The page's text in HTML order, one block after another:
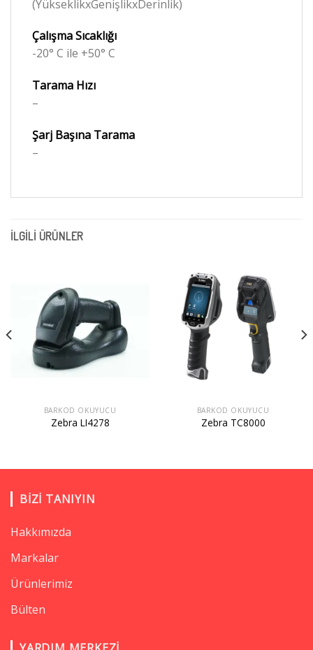
(YükseklikxGenişlikxDerinlik)
Çalışma Sıcaklığı
-20° C ile +50° C
Tarama Hızı
–
Şarj Başına Tarama
–
İLGILI ÜRÜNLER
BARKOD OKUYUCU
Zebra LI4278
BARKOD OKUYUCU
Zebra TC8000
BIZI TANIYIN
Hakkımızda
Markalar
Ürünlerimiz
Bülten